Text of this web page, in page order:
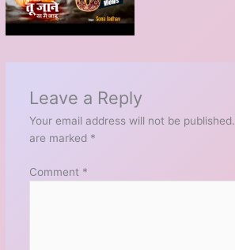
Leave a Reply
Your email address will not be published.
are marked *
Comment *